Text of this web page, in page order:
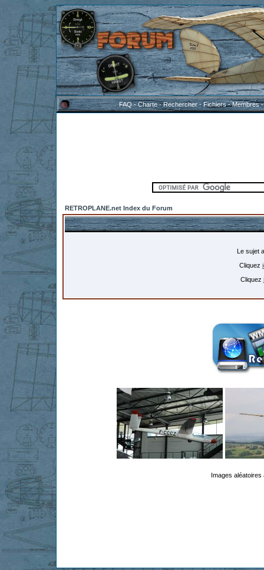
FAQ-Charte-Rechercher-Fichiers-Membres
RETROPLANE.net Index du Forum
Le sujet
Cliquez
Cliquez
Images aléatoires